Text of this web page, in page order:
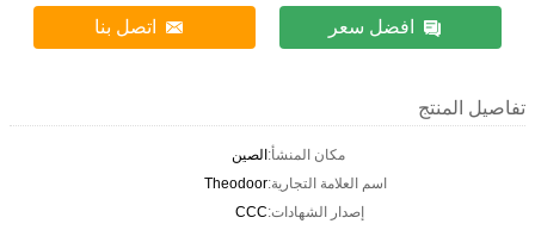
افضل سعر اتصل بنا
تفاصيل المنتج
مكان المنشأ:الصين
اسم العلامة التجارية:Theodoor
إصدار الشهادات:CCC